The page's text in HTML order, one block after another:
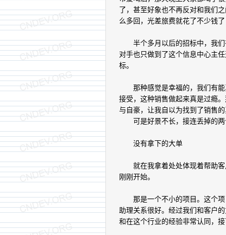
了，甚至好象也不再反对和我们
么多回，光差旅费就花了不少钱
半个多月以后的招标中，我们
对手也只做到了这个信息中心主
标。
那种感觉是幸福的，我们有能
接受，这种销售做起来真是过瘾
与自豪，让我自以为找到了销售
可是好景不长，接连丢掉的两
没有拿下的大单
就在我拿着处处体现着帮助客
刚刚开始。
那是一个不小的项目。这个项
助理关系很好。经过我们和客户
和在这个行业的经验非常认同，